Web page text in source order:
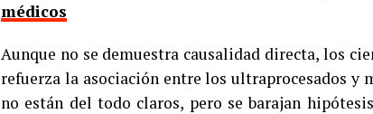
médicos
Aunque no se demuestra causalidad directa, los
refuerza la asociación entre los ultraprocesados y
no están del todo claros, pero se barajan